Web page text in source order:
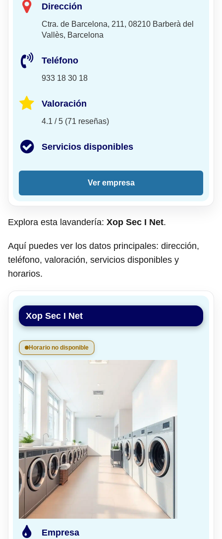
Dirección
Ctra. de Barcelona, 211, 08210 Barberà del
Vallès, Barcelona
Teléfono
933 18 30 18
Valoración
4.1 / 5 (71 reseñas)
Servicios disponibles
Ver empresa
Explora esta lavandería: Xop Sec I Net.
Aquí puedes ver los datos principales: dirección,
teléfono, valoración, servicios disponibles y
horarios.
Xop Sec I Net
Horario no disponible
Empresa